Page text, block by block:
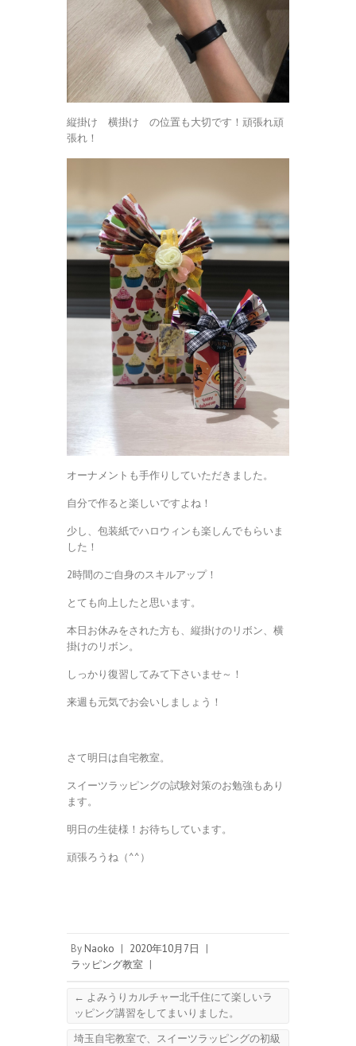
縦掛け 横掛け の位置も大切です！頑張れ頑
張れ！
オーナメントも手作りしていただきました。
自分で作ると楽しいですよね！
少し、包装紙でハロウィンも楽しんでもらいま
した！
2時間のご自身のスキルアップ！
とても向上したと思います。
本日お休みをされた方も、縦掛けのリボン、横
掛けのリボン。
しっかり復習してみて下さいませ～！
来週も元気でお会いしましょう！
さて明日は自宅教室。
スイーツラッピングの試験対策のお勉強もあり
ます。
明日の生徒様！お待ちしています。
頑張ろうね（^^）
By Naoko | 2020年10月7日
|
ラッピング教室 |
← よみうりカルチャー北千住にて楽しいラ
ッピング講習をしてまいりました。
埼玉自宅教室で、スイーツラッピングの初級